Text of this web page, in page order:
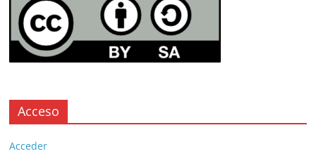
Acceso
Acceder